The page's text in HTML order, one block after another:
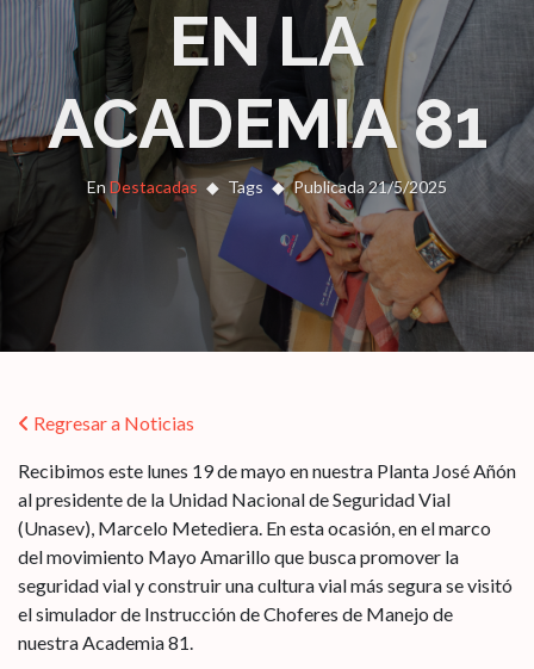
EN LA
ACADEMIA 81
EnDestacadas Tags Publicada 21/5/2025
Regresar a Noticias
Recibimos este lunes 19 de mayo en nuestra Planta José Añón
al presidente de la Unidad Nacional de Seguridad Vial
(Unasev), Marcelo Metediera. En esta ocasión, en el marco
del movimiento Mayo Amarillo que busca promover la
seguridad vial y construir una cultura vial más segura se visitó
el simulador de Instrucción de Choferes de Manejo de
nuestra Academia 81.